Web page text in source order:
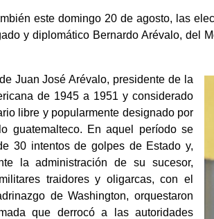
este domingo 20 de agosto, las
y diplomático Bernardo Arévalo, del
Juan José Arévalo, presidente de la
de 1945 a 1951 y considerado
libre y popularmente designado por
guatemalteco. En aquel período se
30 intentos de golpes de Estado y,
la administración de su sucesor,
traidores y oligarcas, con el
de Washington, orquestaron
que derrocó a las autoridades